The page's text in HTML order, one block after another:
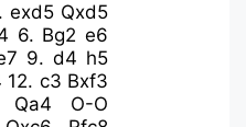
exd5 Qxd5
6. Bg2 e6
9. d4 h5
12. c3 Bxf3
Qa4
O-O